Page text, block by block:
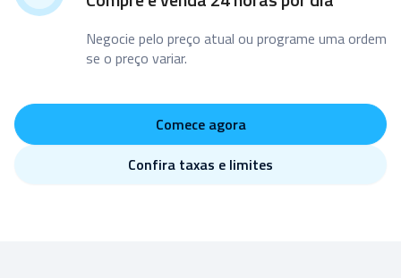
Negocie pelo preço atual ou programe uma ordem
se o preço variar.
Comece agora
Confira taxas e limites